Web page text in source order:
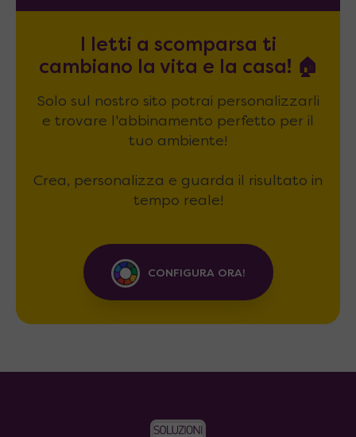
I letti a scomparsa ti
cambiano la vita e la casa! 🏠
Solo sul nostro sito potrai personalizzarli
e trovare l'abbinamento perfetto per il
tuo ambiente!
Crea, personalizza e guarda il risultato in
tempo reale!
CONFIGURA ORA!